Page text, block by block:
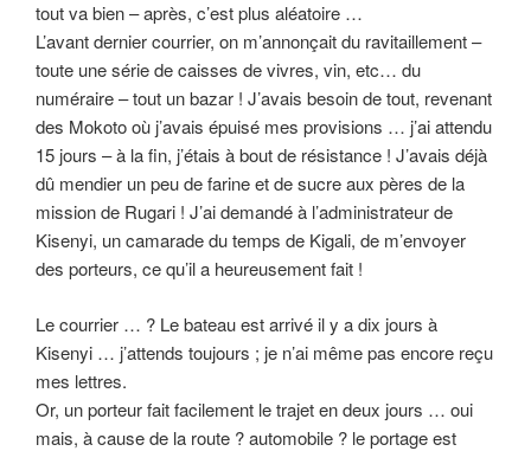
tout va bien – après, c’est plus aléatoire …
L’avant dernier courrier, on m’annonçait du ravitaillement –
toute une série de caisses de vivres, vin, etc… du
numéraire – tout un bazar ! J’avais besoin de tout, revenant
des Mokoto où j’avais épuisé mes provisions … j’ai attendu
15 jours – à la fin, j’étais à bout de résistance ! J’avais déjà
dû mendier un peu de farine et de sucre aux pères de la
mission de Rugari ! J’ai demandé à l’administrateur de
Kisenyi, un camarade du temps de Kigali, de m’envoyer
des porteurs, ce qu’il a heureusement fait !
Le courrier … ? Le bateau est arrivé il y a dix jours à
Kisenyi … j’attends toujours ; je n’ai même pas encore reçu
mes lettres.
Or, un porteur fait facilement le trajet en deux jours … oui
mais, à cause de la route ? automobile ? le portage est